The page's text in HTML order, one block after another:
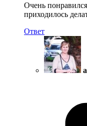
Очень
приходилось
Ответ